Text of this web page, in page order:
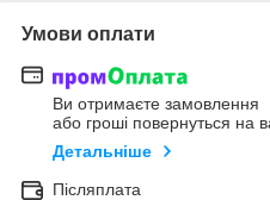
Умови оплати
Ви отримаєте замовлення
або гроші повернуться на
Детальніше
Післяплата